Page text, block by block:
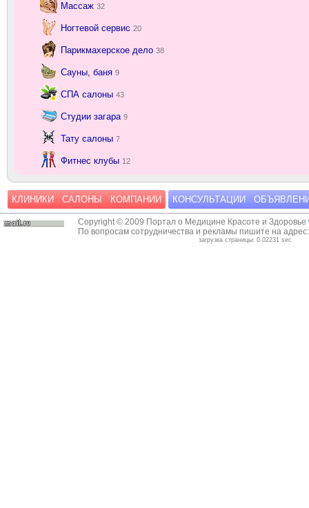
Массаж 32
Ногтевой сервис 20
Парикмахерское дело 38
Сауны, баня 9
СПА салоны 43
Студии загара 9
Тату салоны 7
Фитнес клубы 12
КЛИНИКИ САЛОНЫ КОМПАНИИ КОНСУЛЬТАЦИИ
Copyright © 2009 Портал о Медицине Красоте и Здоровье
По вопросам сотрудничества и рекламы пишите на
загрузка страницы: 0.02231 sec